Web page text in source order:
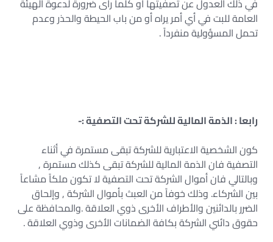
في ذلك العدول عن تصفيتها أو كلما رأى ضرورة لدعوة الهيئة
العامة للبت في أي أمر يراه أو من باب الحيطة والحذر وعدم
تحمل المسؤولية منفرداً .
رابعا : الذمة المالية للشركة تحت التصفية :-
كون الشخصية الاعتبارية للشركة تبقى مستمرة في أثناء
التصفية فان الذمة المالية للشركة تبقى كذلك مستمرة ,
وبالتالي فان أموال الشركة تحت التصفية لا تكون ملكاً مشاعاً
بين الشركاء. وذلك خوفاً من العبث بأموال الشركة , وإلحاق
الضرر بالدائنين والأطراف الأخرى ذوي العلاقة .والمحافظة على
حقوق دائني الشركة بكافة الضمانات الأخرى وذوي العلاقة .